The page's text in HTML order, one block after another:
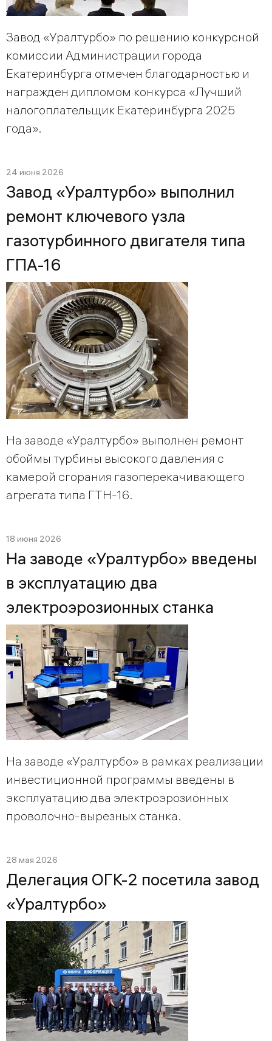
Завод «Уралтурбо» по решению конкурсной
комиссии Администрации города
Екатеринбурга отмечен благодарностью и
награжден дипломом конкурса «Лучший
налогоплательщик Екатеринбурга 2025
года».
24 июня 2026
Завод «Уралтурбо» выполнил
ремонт ключевого узла
газотурбинного двигателя типа
ГПА-16
На заводе «Уралтурбо» выполнен ремонт
обоймы турбины высокого давления с
камерой сгорания газоперекачивающего
агрегата типа ГТН-16.
18 июня 2026
На заводе «Уралтурбо» введены
в эксплуатацию два
электроэрозионных станка
На заводе «Уралтурбо» в рамках реализации
инвестиционной программы введены в
эксплуатацию два электроэрозионных
проволочно-вырезных станка.
28 мая 2026
Делегация ОГК-2 посетила завод
«Уралтурбо»